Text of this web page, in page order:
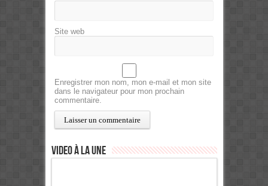
Site web
Enregistrer mon nom, mon e-mail et mon site
dans le navigateur pour mon prochain
commentaire.
Video à la Une